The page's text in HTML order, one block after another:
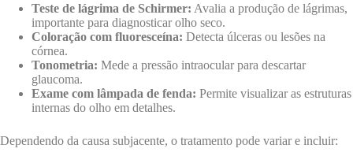
Teste de lágrima de Schirmer: Avalia a produção de lágrimas,
importante para diagnosticar olho seco.
Coloração com fluoresceína: Detecta úlceras ou lesões na
córnea.
Tonometria: Mede a pressão intraocular para descartar
glaucoma.
Exame com lâmpada de fenda: Permite visualizar as estruturas
internas do olho em detalhes.
Dependendo da causa subjacente, o tratamento pode variar e incluir: